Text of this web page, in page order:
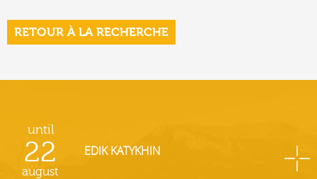
RETOUR À LA RECHERCHE
until
22
august
EDIK KATYKHIN